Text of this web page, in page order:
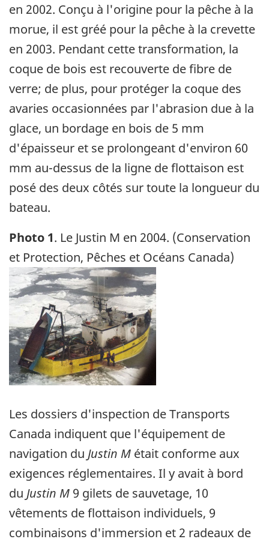
en 2002. Conçu à l'origine pour la pêche à la
morue, il est gréé pour la pêche à la crevette
en 2003. Pendant cette transformation, la
coque de bois est recouverte de fibre de
verre; de plus, pour protéger la coque des
avaries occasionnées par l'abrasion due à la
glace, un bordage en bois de 5 mm
d'épaisseur et se prolongeant d'environ 60
mm au-dessus de la ligne de flottaison est
posé des deux côtés sur toute la longueur du
bateau.
Photo 1. Le Justin M en 2004. (Conservation
et Protection, Pêches et Océans Canada)
Image
Les dossiers d'inspection de Transports
Canada indiquent que l'équipement de
navigation du Justin M était conforme aux
exigences réglementaires. Il y avait à bord
du Justin M 9 gilets de sauvetage, 10
vêtements de flottaison individuels, 9
combinaisons d'immersion et 2 radeaux de